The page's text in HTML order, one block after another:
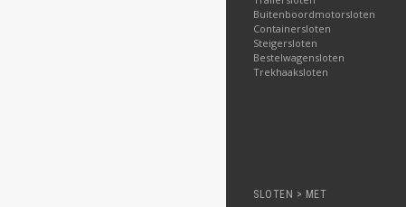
Buitenboordmotorsloten
Containersloten
Steigersloten
Bestelwagensloten
Trekhaaksloten
SLOTEN > MET